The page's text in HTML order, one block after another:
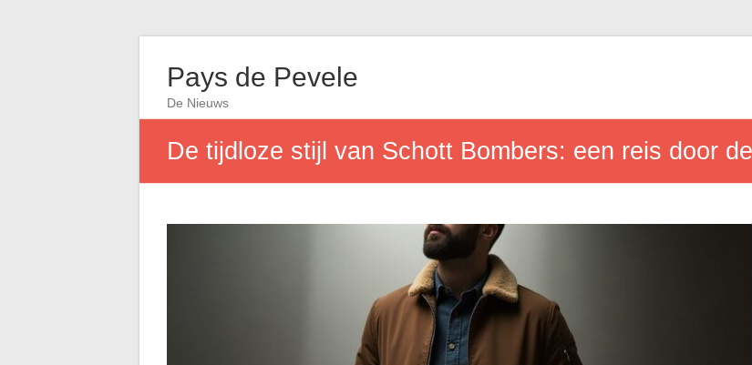
Pays de Pevele
De Nieuws
De tijdloze stijl van Schott Bombers: een reis door